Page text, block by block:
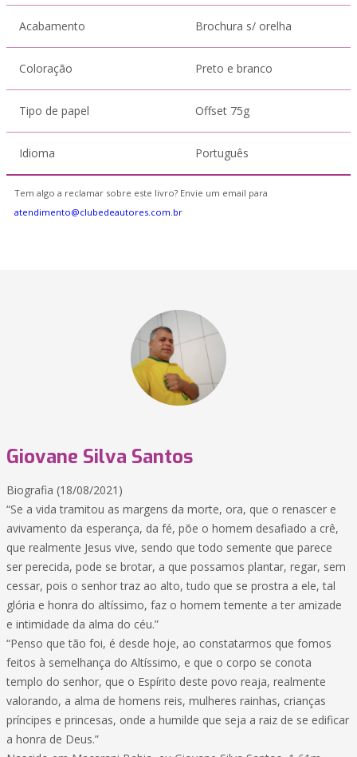
Acabamento Brochura s/ orelha
Coloração Preto e branco
Tipo de papel Offset 75g
Idioma Português
Tem algo a reclamar sobre este livro? Envie um email para
atendimento@clubedeautores.com.br
Giovane Silva Santos
Biografia (18/08/2021)
“Se a vida tramitou as margens da morte, ora, que o renascer e
avivamento da esperança, da fé, põe o homem desafiado a crê,
que realmente Jesus vive, sendo que todo semente que parece
ser perecida, pode se brotar, a que possamos plantar, regar, sem
cessar, pois o senhor traz ao alto, tudo que se prostra a ele, tal
glória e honra do altíssimo, faz o homem temente a ter amizade
e intimidade da alma do céu.”
“Penso que tão foi, é desde hoje, ao constatarmos que fomos
feitos à semelhança do Altíssimo, e que o corpo se conota
templo do senhor, que o Espírito deste povo reaja, realmente
valorando, a alma de homens reis, mulheres rainhas, crianças
príncipes e princesas, onde a humilde que seja a raiz de se edificar
a honra de Deus.”